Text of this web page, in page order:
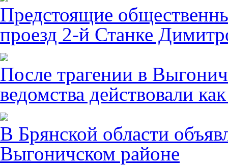
Предстоящие
проезд 2-й Станке
После трагении в
ведомства действовали
В Брянской области
Выгоничском районе